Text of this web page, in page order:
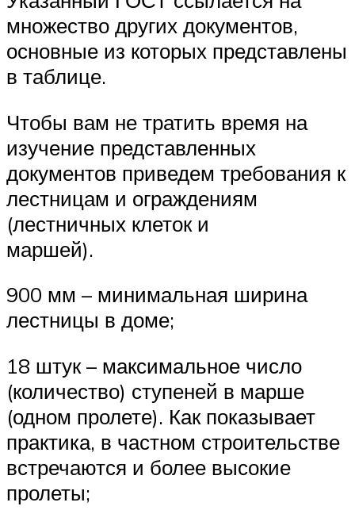
множество других документов,
основные из которых представлены
в таблице.
Чтобы вам не тратить время на
изучение представленных
документов приведем требования к
лестницам и ограждениям
(лестничных клеток и
маршей).
900 мм – минимальная ширина
лестницы в доме;
18 штук – максимальное число
(количество) ступеней в марше
(одном пролете). Как показывает
практика, в частном строительстве
встречаются и более высокие
пролеты;